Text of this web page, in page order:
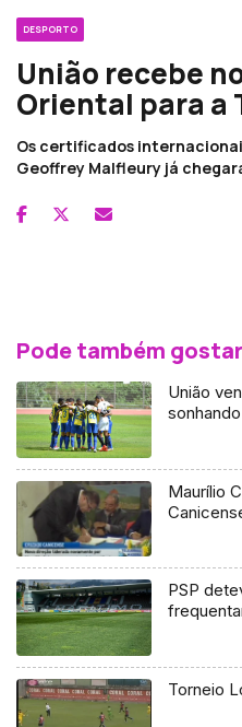
DESPORTO
União recebe
Oriental para a
Os certificados
Geoffrey Malfleury já
Pode também gostar
União
Maurílio
PSP
Torneio